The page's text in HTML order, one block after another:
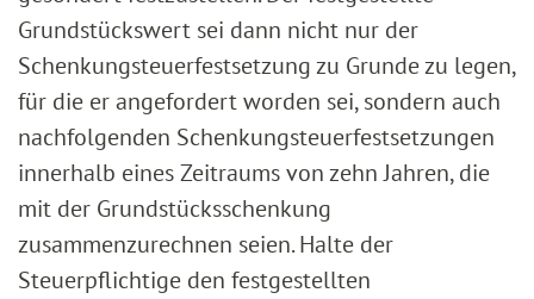
Grundstückswert sei dann nicht nur der
Schenkungsteuerfestsetzung zu Grunde zu legen,
für die er angefordert worden sei, sondern auch
nachfolgenden Schenkungsteuerfestsetzungen
innerhalb eines Zeitraums von zehn Jahren, die
mit der Grundstücksschenkung
zusammenzurechnen seien. Halte der
Steuerpflichtige den festgestellten